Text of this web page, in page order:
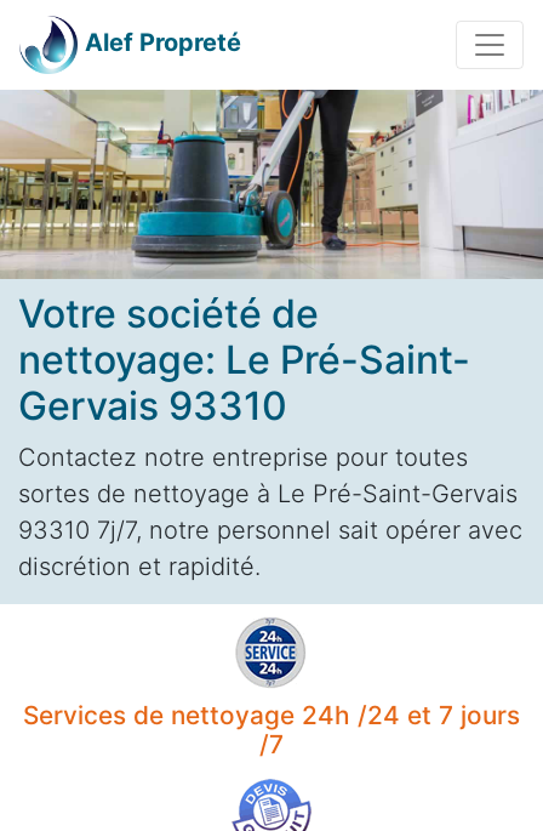
Alef Propreté
Votre société de
nettoyage: Le Pré-Saint-
Gervais 93310
Contactez notre entreprise pour toutes
sortes de nettoyage à Le Pré-Saint-Gervais
93310 7j/7, notre personnel sait opérer avec
discrétion et rapidité.
Services de nettoyage 24h /24 et 7 jours
/7